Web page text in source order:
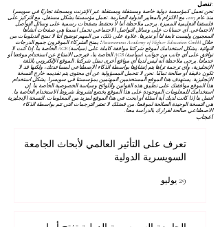
تنصل:
نحن نعمل كمؤسسة دولية خاصة ومستقلة ومستقلة عبر الإنترنت ومسجلة تجاريًا في سويسرا
منذ عام 2013، مع الالتزام بالمعايير الدولية الصارمة. تعمل مؤسستنا بشكل مستقل، مع التركيز على
فلسفتنا التعليمية المميزة. يرجى ملاحظة أننا لا نحتفظ بصفحات رسمية على وسائل التواصل
الاجتماعي. أي حسابات على وسائل التواصل الاجتماعي تحمل اسمنا هي صفحات أنشأها
المعجبون وليست تابعة لنا أو نديرها. علاوة على ذلك، من المهم توضيح أننا لا نمنح الدبلومات من
خلال Autonomous Academy of Higher Education GmbH؛ يمنح الشركاء الموقرون جميع الدرجات
النهائية. يشكل استخدامك لموقع شركتنا موافقة كاملة على (سياسة) AGB
الخاصة بنا. إذا كنت لا
توافق على أي جانب من جوانب (سياسة) AGB
الخاصة بنا، فيرجى الامتناع عن استخدام موقعنا أو
خدماتنا. يرجى ملاحظة أنه ليس لدينا أي مواقع أخرى تمثل شركتنا. الموقع الإلكتروني باللغة
الإنجليزية، وأي ترجمة تراها يتم إنشاؤها بواسطة الذكاء الاصطناعي لمساعدتك، ولكنها قد لا
تكون دقيقة أو صالحة تمامًا. نحن لا نتحمل المسؤولية عن أي محتوى يتم تقديمه خارج النسخة
الإنجليزية. يستهدف هذا الموقع المستخدمين المهتمين بمؤسستنا في سويسرا. يشكل استخدام
هذا الموقع موافقتك على تطبيق هذه القوانين واللوائح وسياسة الخصوصية الخاصة بنا. إن
استخدامك للمعلومات الموجودة على هذا الموقع يخضع لشروط شروط الاستخدامالخاصة بنا.
اتصل بنا إذا كانت لديك أية أسئلة أو ابحث في هذا الموقع لمزيد من المعلومات. النسخة الإنجليزية
هي النسخة الوحيدة الصالحة لموقعنا. من فضلك لا تعتبر الترجمات التي تتم بواسطة الذكاء
الاصطناعي صالحة لقرارك بالدراسة معنا.
اعجاب
تعرف على التأثير العالمي لأبحاث الجامعة
السويسرية الدولية
29 يوليو